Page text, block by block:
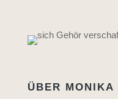
ÜBER MONIKA